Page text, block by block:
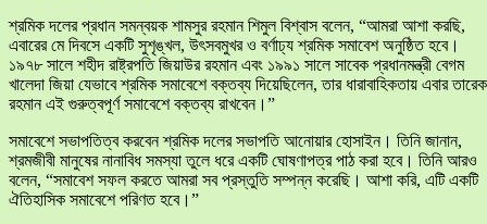
শ্রমিক দলের প্রধান সমন্বয়ক শামসুর রহমান শিমুল বিশ্বাস বলেন, “আমরা আশা করছি,
এবারের মে দিবসে একটি সুশৃঙ্খল, উৎসবমুখর ও বর্ণাঢ্য শ্রমিক সমাবেশ অনুষ্ঠিত হবে।
১৯৭৮ সালে শহীদ রাষ্ট্রপতি জিয়াউর রহমান এবং ১৯৯১ সালে সাবেক প্রধানমন্ত্রী বেগম
খালেদা জিয়া যেভাবে শ্রমিক সমাবেশে বক্তব্য দিয়েছিলেন, তার ধারাবাহিকতায় এবার তারেক
রহমান এই গুরুত্বপূর্ণ সমাবেশে বক্তব্য রাখবেন।”
সমাবেশে সভাপতিত্ব করবেন শ্রমিক দলের সভাপতি আনোয়ার হোসাইন। তিনি জানান,
শ্রমজীবী মানুষের নানাবিধ সমস্যা তুলে ধরে একটি ঘোষণাপত্র পাঠ করা হবে। তিনি আরও
বলেন, “সমাবেশ সফল করতে আমরা সব প্রস্তুতি সম্পন্ন করেছি। আশা করি, এটি একটি
ঐতিহাসিক সমাবেশে পরিণত হবে।”